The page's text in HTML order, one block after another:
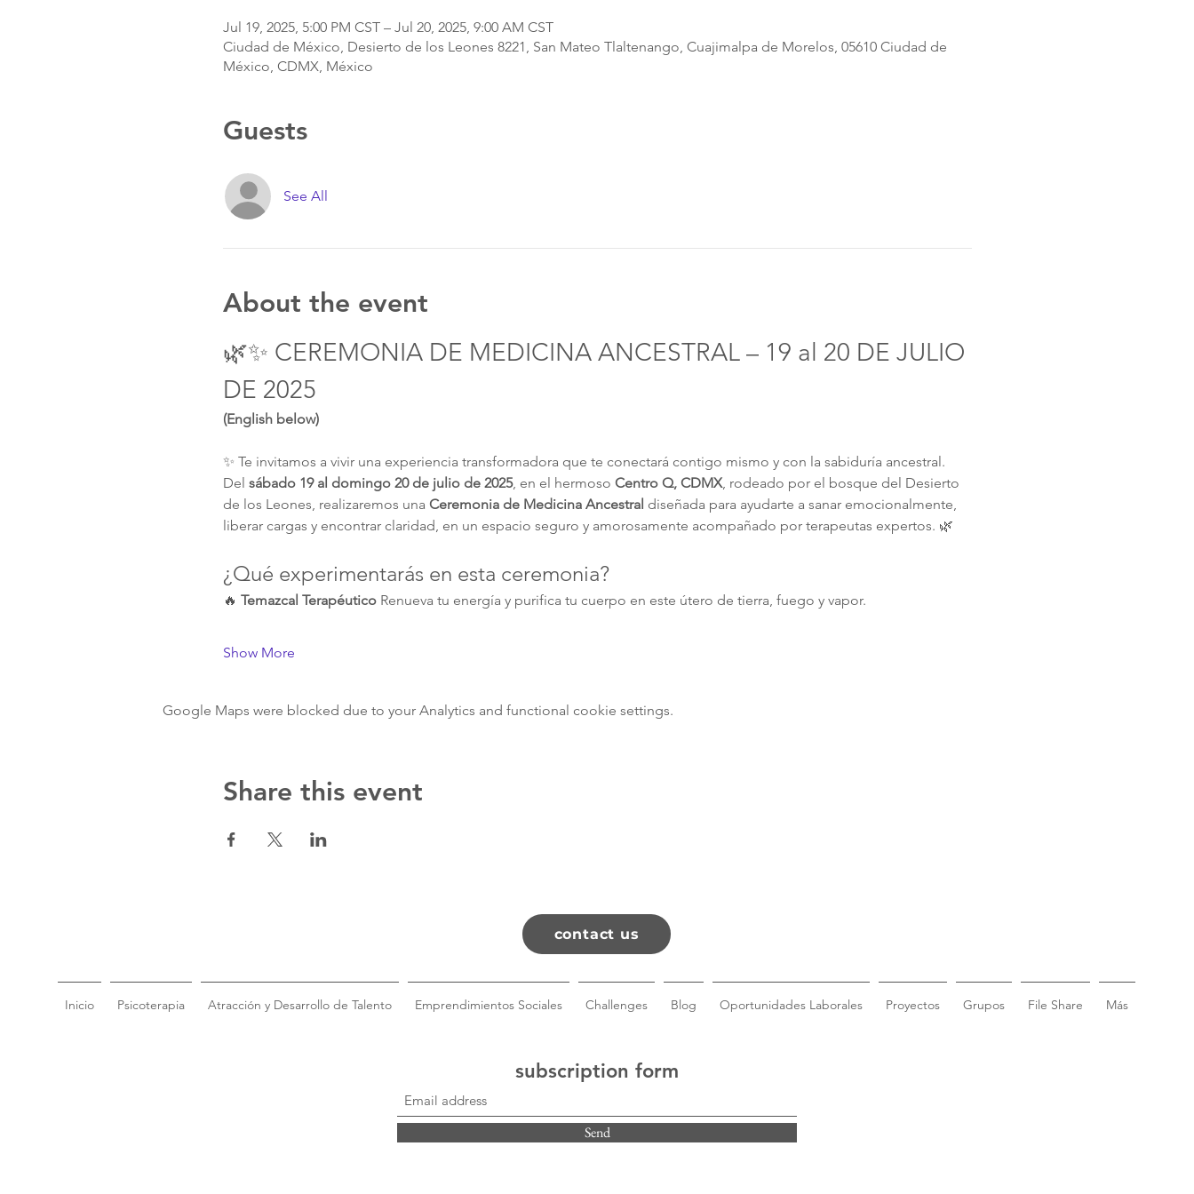
Jul 19, 2025, 5:00 PM CST – Jul 20, 2025, 9:00 AM CST
Ciudad de México, Desierto de los Leones 8221, San Mateo Tlaltenango, Cuajimalpa de Morelos, 05610 Ciudad de
México, CDMX, México
Guests
See All
About the event
🌿✨ CEREMONIA DE MEDICINA ANCESTRAL – 19 al 20 DE JULIO
DE 2025
(English below)
✨ Te invitamos a vivir una experiencia transformadora que te conectará contigo mismo y con la sabiduría ancestral.
Del sábado 19 al domingo 20 de julio de 2025, en el hermoso Centro Q, CDMX, rodeado por el bosque del Desierto
de los Leones, realizaremos una Ceremonia de Medicina Ancestral diseñada para ayudarte a sanar emocionalmente,
liberar cargas y encontrar claridad, en un espacio seguro y amorosamente acompañado por terapeutas expertos. 🌿
¿Qué experimentarás en esta ceremonia?
🔥 Temazcal Terapéutico Renueva tu energía y purifica tu cuerpo en este útero de tierra, fuego y vapor.
Show More
Google Maps were blocked due to your Analytics and functional cookie settings.
Share this event
contact us
Inicio Psicoterapia Atracción y Desarrollo de Talento Emprendimientos Sociales Challenges Blog Oportunidades Laborales Proyectos Grupos File Share Más
subscription form
Send